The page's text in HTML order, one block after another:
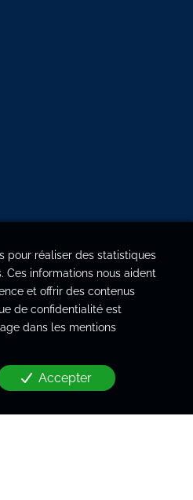
pour réaliser des statistiques
Ces informations nous aident
et offrir des contenus
de confidentialité est
dans les mentions
Accepter